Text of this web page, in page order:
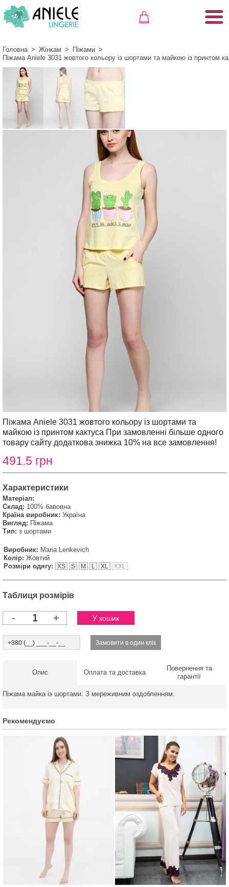
Головна > Жінкам > Піжами >
Піжама Aniele 3031 жовтого кольору із шортами та майкою із принтом
Піжама Aniele 3031 жовтого кольору із шортами та
майкою із принтом кактуса При замовленні більше одного
товару сайту додаткова знижка 10% на все замовлення!
491.5 грн
Характеристики
Матеріал:
Склад: 100% бавовна
Країна виробник: Україна
Вигляд: Піжама
Тип: з шортами
Виробник: Maria Lenkevich
Колір: Жовтий
Розміри одягу:
XS S M L XL XXL
Таблиця розмірів
- +
Опис Оплата та доставка
Повернення та
гарантії
Піжама майка із шортами. З мереживним оздобленням.
Рекомендуємо